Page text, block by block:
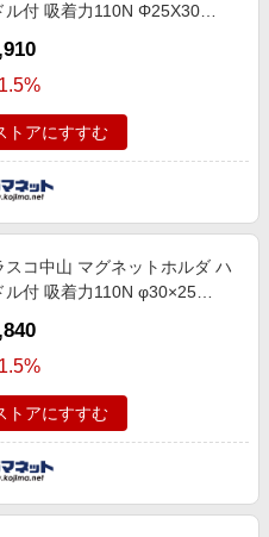
ル付 吸着力110N Φ25X30
1.5%
トアにすすむ
スコ中山 マグネットホルダ ハ
ル付 吸着力110N φ30×25
1.5%
トアにすすむ